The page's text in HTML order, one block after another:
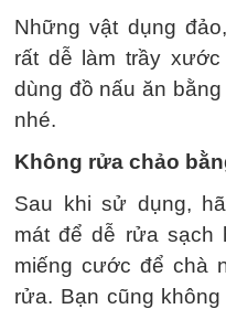
Những vật dụng
rất dễ làm trầy
dùng đồ nấu ăn
nhé.
Không rửa chảo
Sau khi sử dụng,
mát để dễ rửa sạch
miếng cước để chà
rửa. Bạn cũng